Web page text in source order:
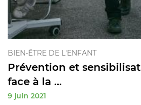
BIEN-ÊTRE DE L'ENFANT
Prévention et
face à la ...
9 juin 2021